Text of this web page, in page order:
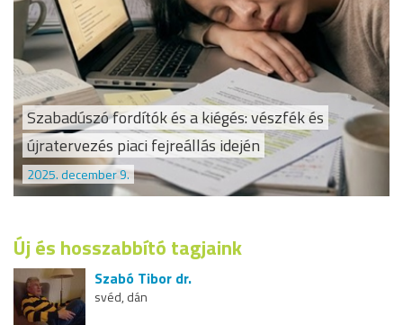
Szabadúszó fordítók és a kiégés: vészfék és
újratervezés piaci fejreállás idején
2025. december 9.
Új és hosszabbító tagjaink
Szabó Tibor dr.
svéd, dán